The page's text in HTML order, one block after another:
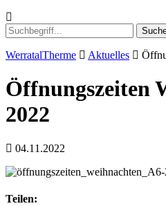
WerratalTherme Aktuelles
Öffnungszeiten
2022
04.11.2022
Teilen: